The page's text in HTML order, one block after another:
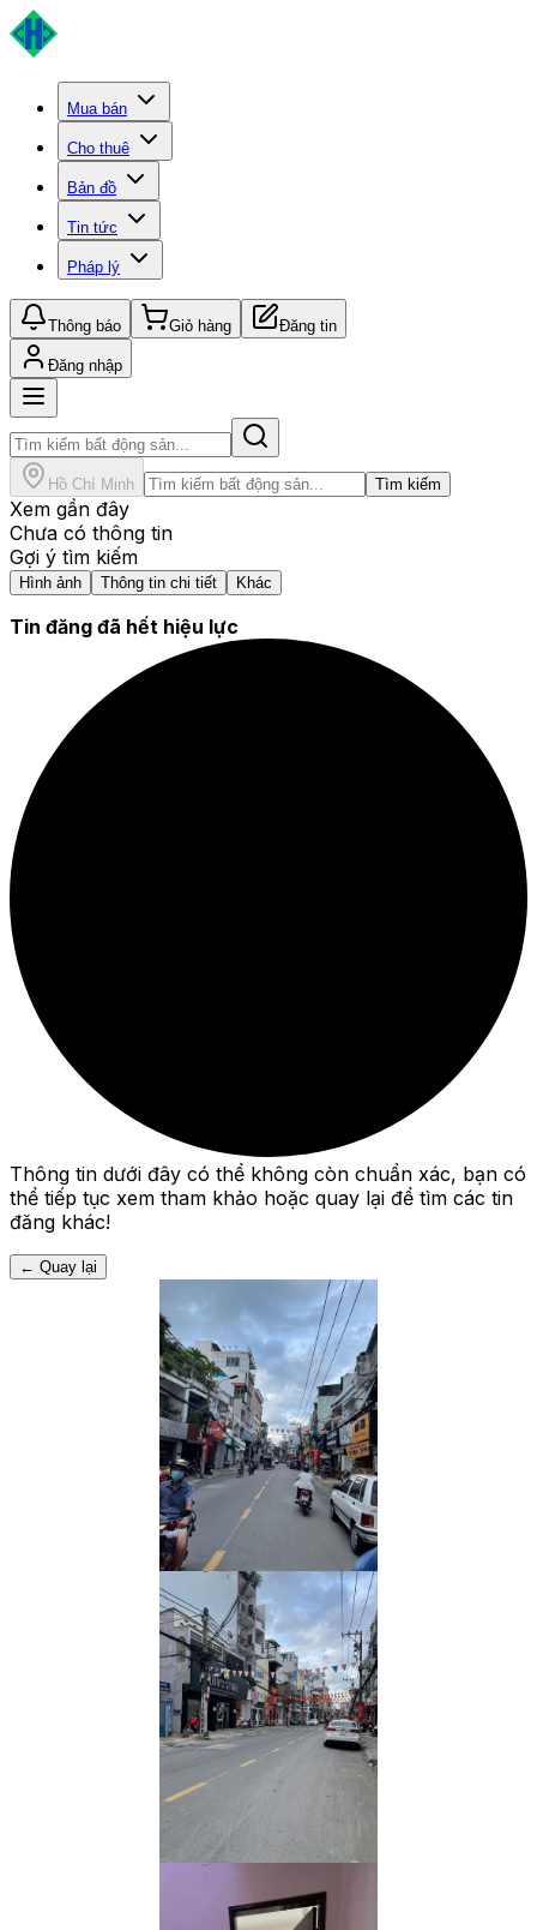
Mua bán
Cho thuê
Bản đồ
Tin tức
Pháp lý
Thông báo Giỏ hàng Đăng tin
Đăng nhập
Hồ Chí Minh Tìm kiếm
Xem gần đây
Chưa có thông tin
Gợi ý tìm kiếm
Hình ảnh Thông tin chi tiết Khác
Tin đăng đã hết hiệu lực
Thông tin dưới đây có thể không còn chuẩn xác, bạn có
thể tiếp tục xem tham khảo hoặc quay lại để tìm các tin
đăng khác!
← Quay lại